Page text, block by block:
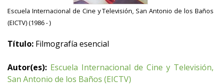
Escuela Internacional de Cine y Televisión, San Antonio de los Baños
(EICTV) (1986 - )
Título: Filmografía esencial
Autor(es): Escuela Internacional de Cine y Televisión,
San Antonio de los Baños (EICTV)